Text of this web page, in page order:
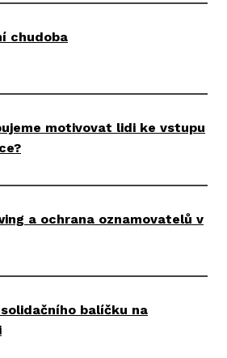
chudoba
motivovat lidi ke vstupu
a ochrana oznamovatelů v
balíčku na